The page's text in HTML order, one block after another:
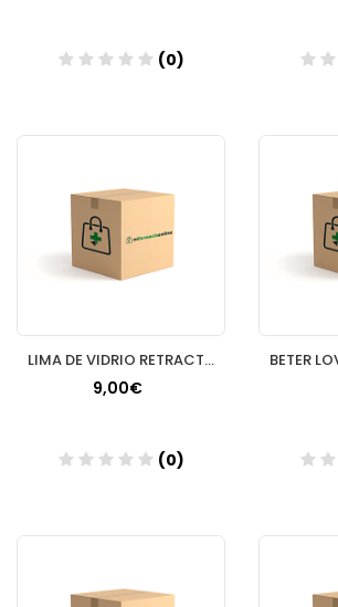
(0)
LIMA DE VIDRIO RETRACTIL BETER
9,00€
(0)